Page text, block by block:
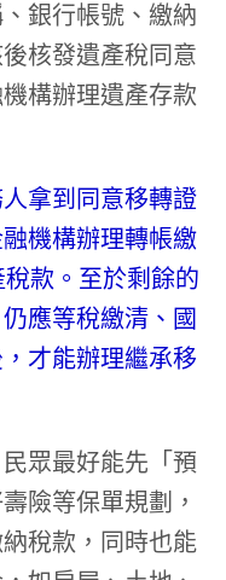
銀行帳號、繳納
核發遺產稅同意
構辦理遺產存款
拿到同意移轉證
機構辦理轉帳繳
款。至於剩餘的
應等稅繳清、國
才能辦理繼承移
眾最好能先「預
險等保單規劃，
稅款，同時也能